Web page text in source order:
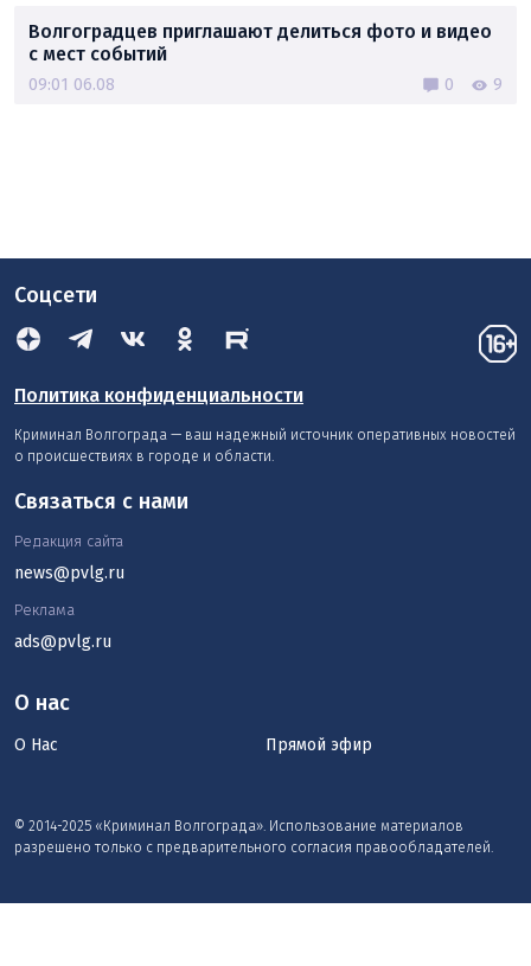
Волгоградцев приглашают делиться фото и видео
с мест событий
09:01 06.08 0 9
Соцсети
Политика конфиденциальности
Криминал Волгограда — ваш надежный источник оперативных новостей
о происшествиях в городе и области.
О нас
О Нас Прямой эфир
© 2014-2025 «Криминал Волгограда». Использование материалов
разрешено только с предварительного согласия правообладателей.
Связаться с нами
Редакция сайта
news@pvlg.ru
Реклама
ads@pvlg.ru